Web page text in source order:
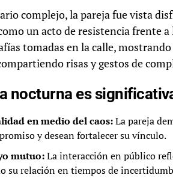
complejo, la pareja fue vista
un acto de resistencia frente
tomadas en la calle,
risas y gestos de
nocturna es
en medio del caos:La pareja
y desean fortalecer su vínculo.
mutuo:La interacción en público
su relación en tiempos de